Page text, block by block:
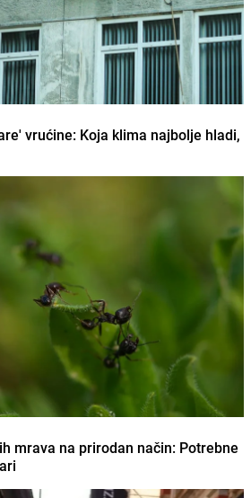
vrućine: Koja klima najbolje hladi,
mrava na prirodan način: Potrebne